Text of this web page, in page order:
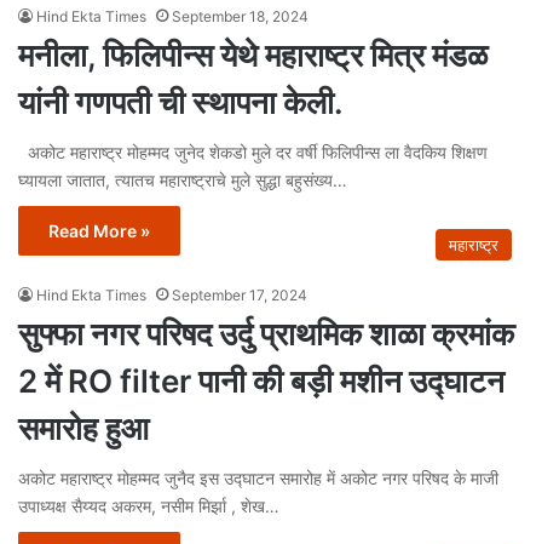
Hind Ekta Times September 18, 2024
मनीला, फिलिपीन्स येथे महाराष्ट्र मित्र मंडळ
यांनी गणपती ची स्थापना केली.
अकोट महाराष्ट्र मोहम्मद जुनेद शेकडो मुले दर वर्षी फिलिपीन्स ला वैदकिय शिक्षण
घ्यायला जातात, त्यातच महाराष्ट्राचे मुले सुद्धा बहुसंख्य…
Read More »
महाराष्ट्र
Hind Ekta Times September 17, 2024
सुफ्फा नगर परिषद उर्दु प्राथमिक शाळा क्रमांक
2 में RO filter पानी की बड़ी मशीन उद्घाटन
समारोह हुआ
अकोट महाराष्ट्र मोहम्मद जुनैद इस उद्घाटन समारोह में अकोट नगर‌ परिषद के माजी
उपाध्यक्ष सैय्यद अकरम, नसीम मिर्झा , शेख…